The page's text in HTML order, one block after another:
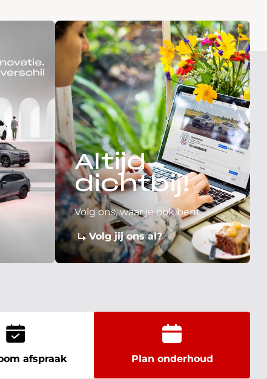
Altijd
dichtbij!
Volg ons, waar je ook bent
Volg jij ons al?
afspraak Plan onderhoud